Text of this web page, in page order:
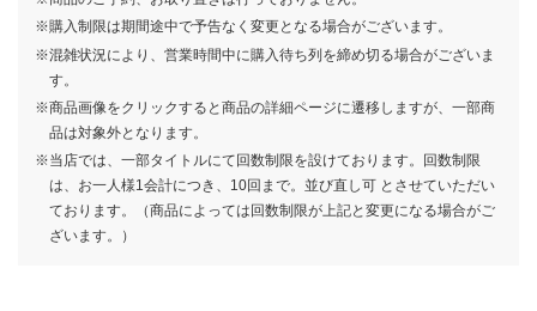
一番くじ オーバーロード
1回900円 (税込)
一番くじちょこっと マリッジト
キシン
一番くじ 学園アイドルマスター
Part5
1回850
一番くじ ドラゴンボール EX 対
決!レッドリボン軍
一番くじ 〈Disney〉 World of
Imagination
1回790
一番くじ おジャ魔女どれみ～
WELCOME MAHO堂～
一番くじ 機動戦士Gundam
GQuuuuuuX（ジークアクス）
vol.4
1回900円 (税込)
一番くじ ブルーロック あでぃし
ょなる・たいむ！
一番くじちょこっと 魔法の姉妹
ルルットリリィ＆魔法の天使クリ
ィミーマミ
1回590円 (税込)
一番くじ 歌川一門
1回800円(税込)
一番くじ ゴールデンカムイ ～金
塊争奪戦～
1回850
一番くじ 可哀想に！ ～えんじょ
い★スクールライフ！～
一番くじ めちゃでかショッパー
1回700円 (税込)
一番くじ めちゃでかショッパー
(2026 vol.2)
一番くじ ポケピース
～“PEACE”なダイナーへようこ
そ～
1回700円 (税込)
一番くじ RIZIN
1回490円(税込)
一番くじ 桃太郎電鉄 目指せ億万
長者への道！
1回750
一番くじ 機動戦士Gundam
GQuuuuuuX（ジークアクス）
vol.3
1回 800 円(税込)
一番くじ 赤見かるび
1回700円 (税込)
一番くじ カンロ ピュレグミ 〜
sweet gummy＆candy〜
一番くじ ワンピース 未来島エッ
グヘッド〜きみへの想い〜
1回790
一番くじ TVアニメ『ウィッチウ
ォッチ』
一番くじ 忘却バッテリー
1回700円 (税込)
一番くじ TVアニメ「mono」
1回750円(税込)
一番酒蔵くじ よなよなエール
1回700円 (税込)
一番くじ ドラゴンボールDAIMA
第2弾
一番くじ ドンキーコング
1回700円 (税込)
一番くじ 『ゆるキャン
△SEASON3』
※購入制限は期間途中で予告なく変更となる場合がございます。
※混雑状況により、営業時間中に購入待ち列を締め切る場合がございま
す。
※商品画像をクリックすると商品の詳細ページに遷移しますが、一部商
品は対象外となります。
※当店では、一部タイトルにて回数制限を設けております。回数制限
は、お一人様1会計につき、10回まで。並び直し可 とさせていただい
ております。（商品によっては回数制限が上記と変更になる場合がご
ざいます。）